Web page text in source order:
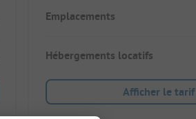
Emplacements
Hébergements locatifs
Afficher le tarif